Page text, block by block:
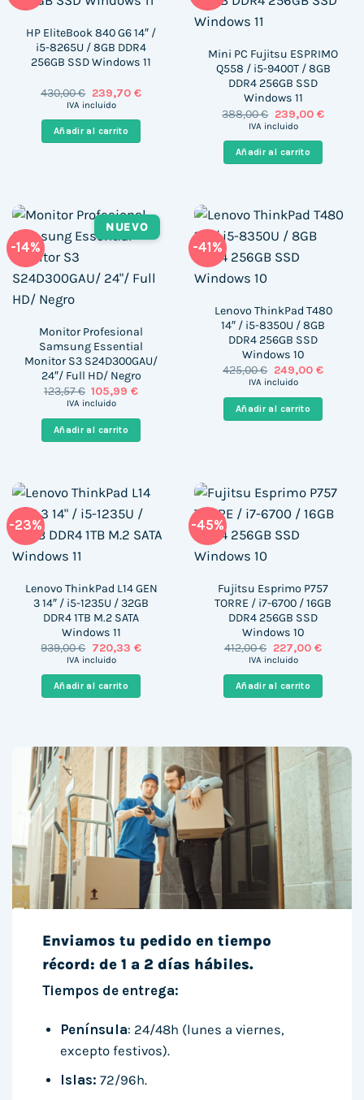
HP EliteBook 840 G6 14″ /
i5-8265U / 8GB DDR4
256GB SSD Windows 11
430,00€ El
precio
era:
430,00 €.
239,70 €El
es:
239,70 €.
IVA incluido
Añadir al carrito
Mini PC Fujitsu ESPRIMO
Q558 / i5-9400T / 8GB
DDR4 256GB SSD
Windows 11
388,00€ El
precio
era:
388,00 €.
239,00 €El
IVA incluido
Añadir al carrito
-14%
NUEVO
Monitor Profesional
Samsung Essential
Monitor S3 S24D300GAU/
24″/ Full HD/ Negro
123,57€ El
precio
era:
123,57 €.
105,99€El
es:
IVA incluido
Añadir al carrito
-41%
Lenovo ThinkPad T480
14″ / i5-8350U / 8GB
DDR4 256GB SSD
Windows 10
425,00€ El
precio
era:
425,00 €.
249,00 €El
es:
IVA incluido
Añadir al carrito
-23%
Lenovo ThinkPad L14 GEN
3 14″ / i5-1235U / 32GB
DDR4 1TB M.2 SATA
Windows 11
939,00€ El
precio
era:
939,00 €.
720,33 €El
es:
720,33 €.
IVA incluido
Añadir al carrito
-45%
Fujitsu Esprimo P757
TORRE / i7-6700 / 16GB
DDR4 256GB SSD
Windows 10
412,00€ El
precio
era:
412,00 €.
227,00 €El
es:
227,00
IVA incluido
Añadir al carrito
Enviamos tu pedido en tiempo
récord: de 1 a 2 días hábiles.
Tiempos de entrega:
Península: 24/48h (lunes a viernes,
excepto festivos).
Islas: 72/96h.